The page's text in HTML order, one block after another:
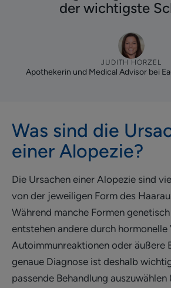
der wichtigste
JUDITH HORZEL
Apothekerin und Medical Advisor bei
Was sind die
einer Alopezie?
Die Ursachen einer Alopezie sind
von der jeweiligen Form des
Während manche Formen
entstehen andere durch hormonelle
Autoimmunreaktionen oder äußere
genaue Diagnose ist deshalb
passende Behandlung auszuwählen